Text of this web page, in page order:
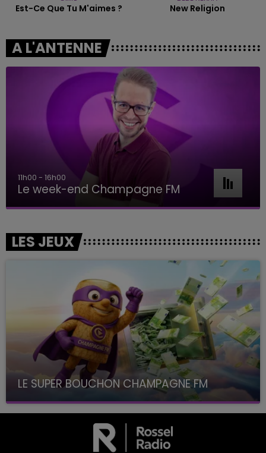
Est-Ce Que Tu M'aimes ? New Religion
A L'ANTENNE
11h00 - 16h00
Le week-end Champagne FM
LES JEUX
LE SUPER BOUCHON CHAMPAGNE FM
avec La Famille Champagne FM, à 8H10